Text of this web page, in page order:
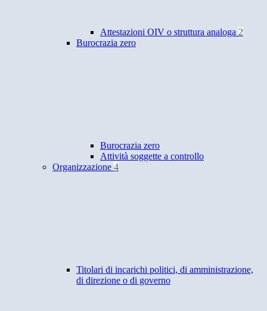
Attestazioni OIV o struttura analoga 2
Burocrazia zero
Burocrazia zero
Attività soggette a controllo
Organizzazione 4
Titolari di incarichi politici, di amministrazione,
di direzione o di governo